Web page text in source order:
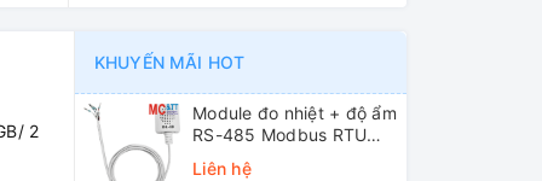
2
KHUYẾN MÃI HOT
Module đo nhiệt + độ ẩm
RS-485 Modbus RTU
ICP DAS DL-10 CR
Liên hệ